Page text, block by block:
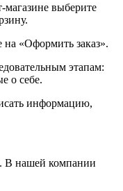
выберите
«Оформить заказ».
этапам:
о себе.
информацию,
В нашей компании